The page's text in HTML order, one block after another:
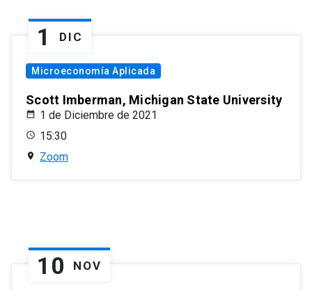
1 DIC
Microeconomía Aplicada
Scott Imberman, Michigan State University
1 de Diciembre de 2021
15:30
Zoom
10 NOV